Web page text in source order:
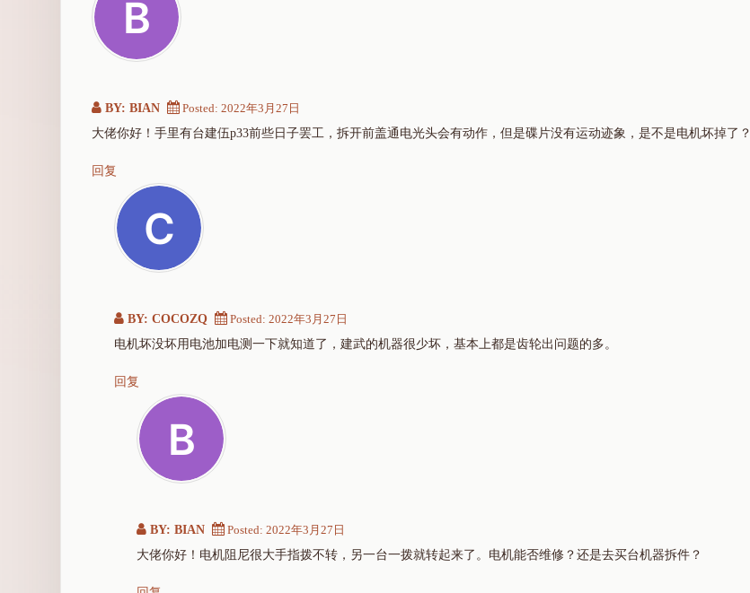
BY: BIAN Posted: 2022年3月27日
大佬你好！手里有台建伍p33前些日子罢工，拆开前盖通电光头会有动作，但是碟片没有运动迹象，是不是电机坏掉了？
回复
BY: COCOZQ Posted: 2022年3月27日
电机坏没坏用电池加电测一下就知道了，建武的机器很少坏，基本上都是齿轮出问题的多。
回复
BY: BIAN Posted: 2022年3月27日
大佬你好！电机阻尼很大手指拨不转，另一台一拨就转起来了。电机能否维修？还是去买台机器拆件？